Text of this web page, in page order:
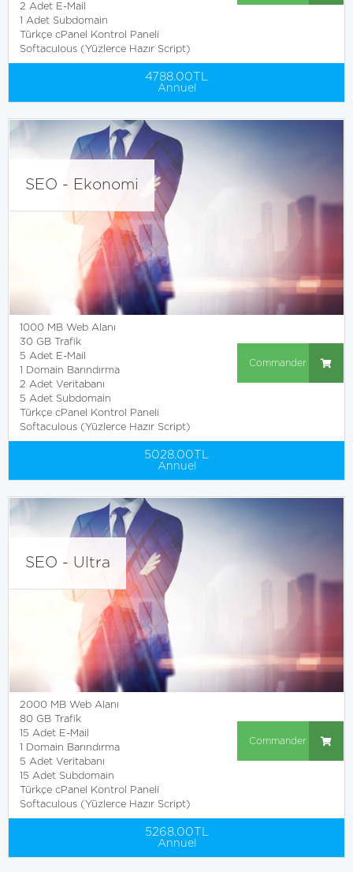
2 Adet E-Mail
1 Adet Subdomain
Türkçe cPanel Kontrol Paneli
Softaculous (Yüzlerce Hazır Script)
4788.00TL
Annuel
SEO - Ekonomi
Commander
1000 MB Web Alanı
30 GB Trafik
5 Adet E-Mail
1 Domain Barındırma
2 Adet Veritabanı
5 Adet Subdomain
Türkçe cPanel Kontrol Paneli
Softaculous (Yüzlerce Hazır Script)
5028.00TL
Annuel
SEO - Ultra
Commander
2000 MB Web Alanı
80 GB Trafik
15 Adet E-Mail
1 Domain Barındırma
5 Adet Veritabanı
15 Adet Subdomain
Türkçe cPanel Kontrol Paneli
Softaculous (Yüzlerce Hazır Script)
5268.00TL
Annuel